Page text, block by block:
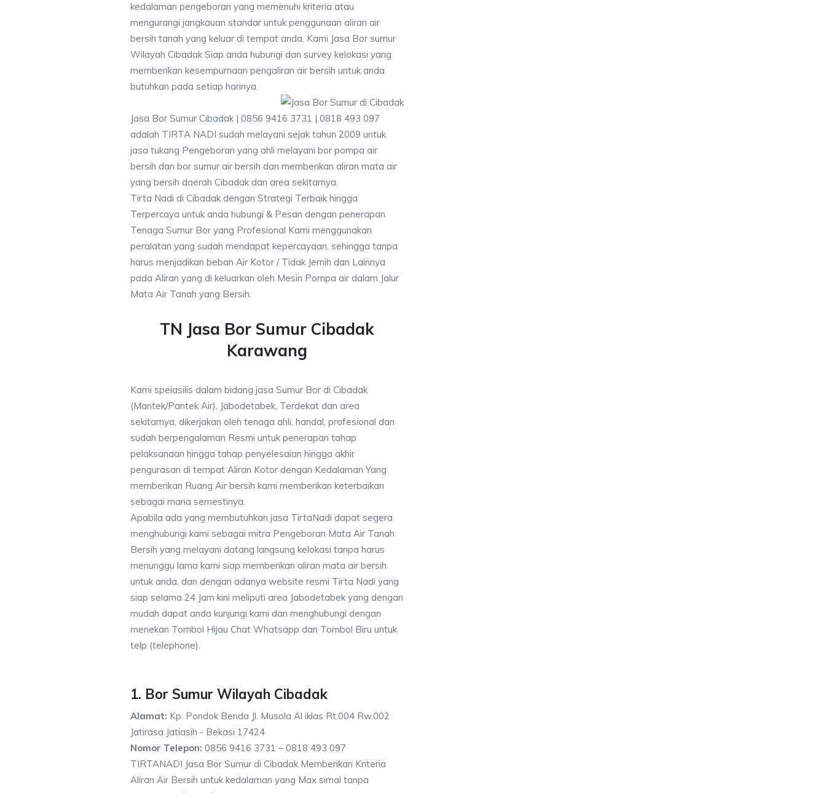
kedalaman pengeboran yang memenuhi kriteria atau
mengurangi jangkauan standar untuk penggunaan aliran air
bersih tanah yang keluar di tempat anda. Kami Jasa Bor sumur
Wilayah Cibadak Siap anda hubungi dan survey kelokasi yang
memberikan kesempurnaan pengaliran air bersih untuk anda
butuhkan pada setiap harinya.
Jasa Bor Sumur Cibadak | 0856 9416 3731 | 0818 493 097
adalah TIRTA NADI sudah melayani sejak tahun 2009 untuk
jasa tukang Pengeboran yang ahli melayani bor pompa air
bersih dan bor sumur air bersih dan memberikan aliran mata air
yang bersih daerah Cibadak dan area sekitarnya.
Tirta Nadi di Cibadak dengan Strategi Terbaik hingga
Terpercaya untuk anda hubungi & Pesan dengan penerapan
Tenaga Sumur Bor yang Profesional Kami menggunakan
peralatan yang sudah mendapat kepercayaan, sehingga tanpa
harus menjadikan beban Air Kotor / Tidak Jernih dan Lainnya
pada Aliran yang di keluarkan oleh Mesin Pompa air dalam Jalur
Mata Air Tanah yang Bersih.
TN Jasa Bor Sumur Cibadak
Karawang
Kami speiasilis dalam bidang jasa Sumur Bor di Cibadak
(Mantek/Pantek Air), Jabodetabek, Terdekat dan area
sekitarnya, dikerjakan oleh tenaga ahli, handal, profesional dan
sudah berpengalaman Resmi untuk penerapan tahap
pelaksanaan hingga tahap penyelesaian hingga akhir
pengurasan di tempat Aliran Kotor dengan Kedalaman Yang
memberikan Ruang Air bersih kami memberikan keterbaikan
sebagai mana semestinya.
Apabila ada yang membutuhkan jasa TirtaNadi dapat segera
menghubungi kami sebagai mitra Pengeboran Mata Air Tanah
Bersih yang melayani datang langsung kelokasi tanpa harus
menunggu lama kami siap memberikan aliran mata air bersih
untuk anda, dan dengan adanya website resmi Tirta Nadi yang
siap selama 24 Jam kini meliputi area Jabodetabek yang dengan
mudah dapat anda kunjungi kami dan menghubungi dengan
menekan Tombol Hijau Chat Whatsapp dan Tombol Biru untuk
telp (telephone).
1. Bor Sumur Wilayah Cibadak
Alamat: Kp. Pondok Benda Jl. Musola Al iklas Rt.004 Rw.002
Jatirasa Jatiasih - Bekasi 17424
Nomor Telepon: 0856 9416 3731 – 0818 493 097
TIRTANADI Jasa Bor Sumur di Cibadak Memberikan Kriteria
Aliran Air Bersih untuk kedalaman yang Max simal tanpa